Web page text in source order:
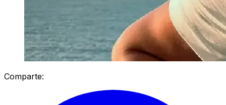
Comparte: